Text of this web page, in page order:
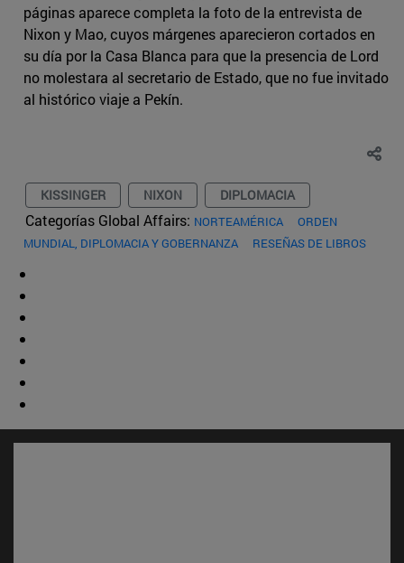
páginas aparece completa la foto de la entrevista de
Nixon y Mao, cuyos márgenes aparecieron cortados en
su día por la Casa Blanca para que la presencia de Lord
no molestara al secretario de Estado, que no fue invitado
al histórico viaje a Pekín.
KISSINGER NIXON DIPLOMACIA
Categorías Global Affairs: NORTEAMÉRICA
ORDEN
MUNDIAL, DIPLOMACIA Y GOBERNANZA
RESEÑAS DE LIBROS